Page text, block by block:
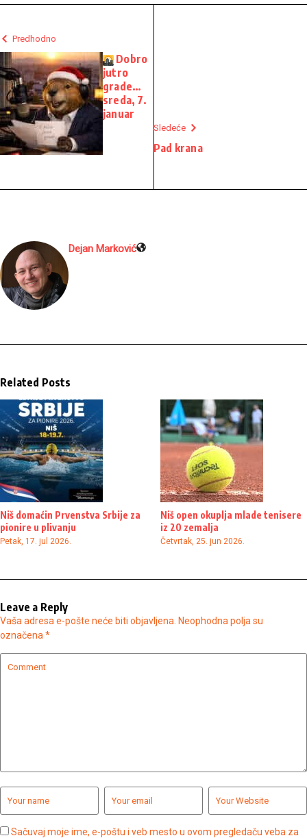
Predhodno
Dobro
jutro
grade…
sreda, 7.
januar
Sledeće
Pad krana
Dejan Marković
Related Posts
Niš domaćin Prvenstva Srbije za
pionire u plivanju
Petak, 17. jul 2026.
Niš open okuplja mlade tenisere
iz 20 zemalja
Četvrtak, 25. jun 2026.
Leave a Reply
Vaša adresa e-pošte neće biti objavljena. Neophodna polja su
označena *
Sačuvaj moje ime, e-poštu i veb mesto u ovom pregledaču veba za